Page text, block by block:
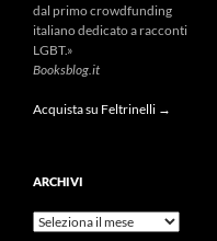
dal primo crowdfunding
italiano dedicato a racconti
LGBT.»
Booksblog.it
Acquista su Feltrinelli →
ARCHIVI
Archivi